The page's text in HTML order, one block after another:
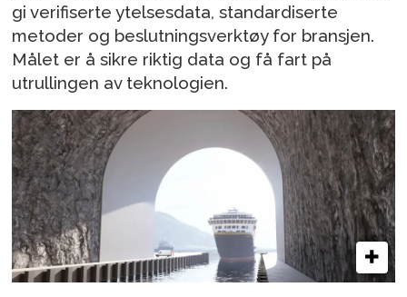
gi verifiserte ytelsesdata, standardiserte
metoder og beslutningsverktøy for bransjen.
Målet er å sikre riktig data og få fart på
utrullingen av teknologien.